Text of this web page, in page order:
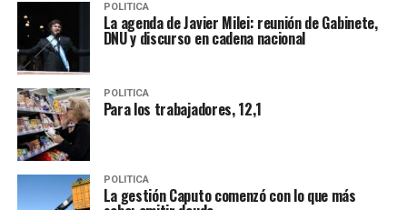
POLITICA
La agenda de Javier Milei: reunión de Gabinete,
DNU y discurso en cadena nacional
POLITICA
Para los trabajadores, 12,1
POLITICA
La gestión Caputo comenzó con lo que más